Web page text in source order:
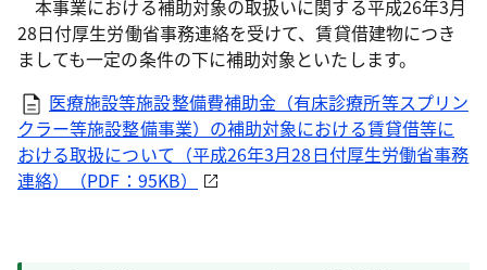
本事業における補助対象の取扱いに関する平成26年3月
28日付厚生労働省事務連絡を受けて、賃貸借建物につき
ましても一定の条件の下に補助対象といたします。
医療施設等施設整備費補助金（有床診療所等スプリン
クラー等施設整備事業）の補助対象における賃貸借等に
おける取扱について（平成26年3月28日付厚生労働省事務
連絡）（PDF：95KB）